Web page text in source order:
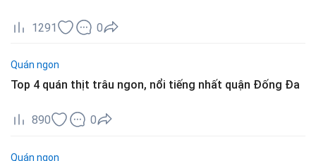
1291 0
Quán ngon
Top 4 quán thịt trâu ngon, nổi tiếng nhất quận Đống Đa
890 0
Quán ngon